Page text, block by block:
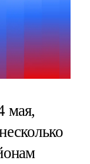
мая,